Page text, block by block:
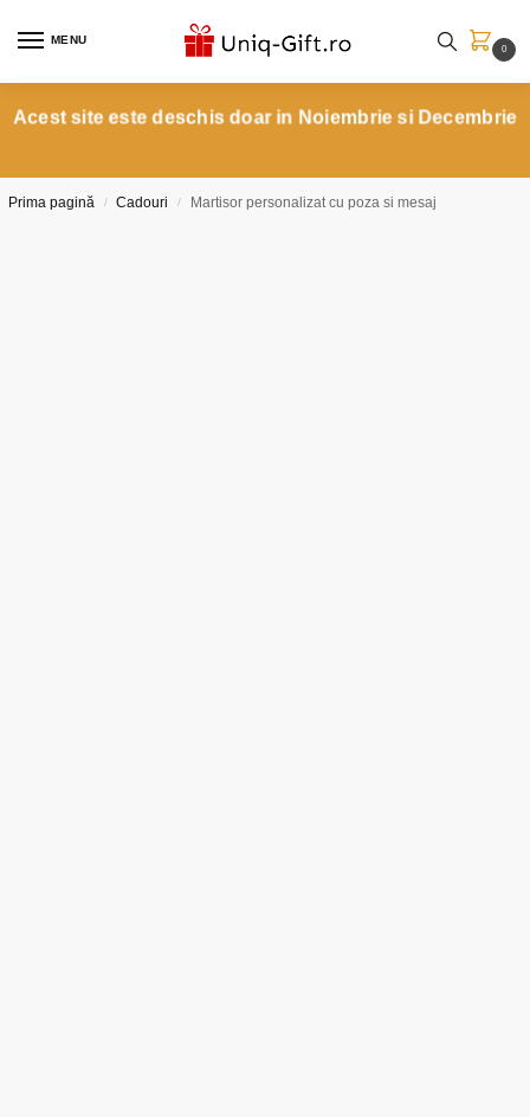
MENU
0
Acest site este deschis doar in Noiembrie si Decembrie
Prima pagină / Cadouri / Martisor personalizat cu poza si mesaj